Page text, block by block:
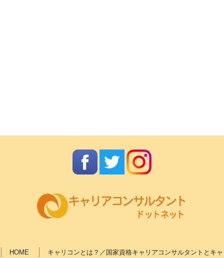
HOME
キャリコンとは？／国家資格キャリアコンサルタントとキャ